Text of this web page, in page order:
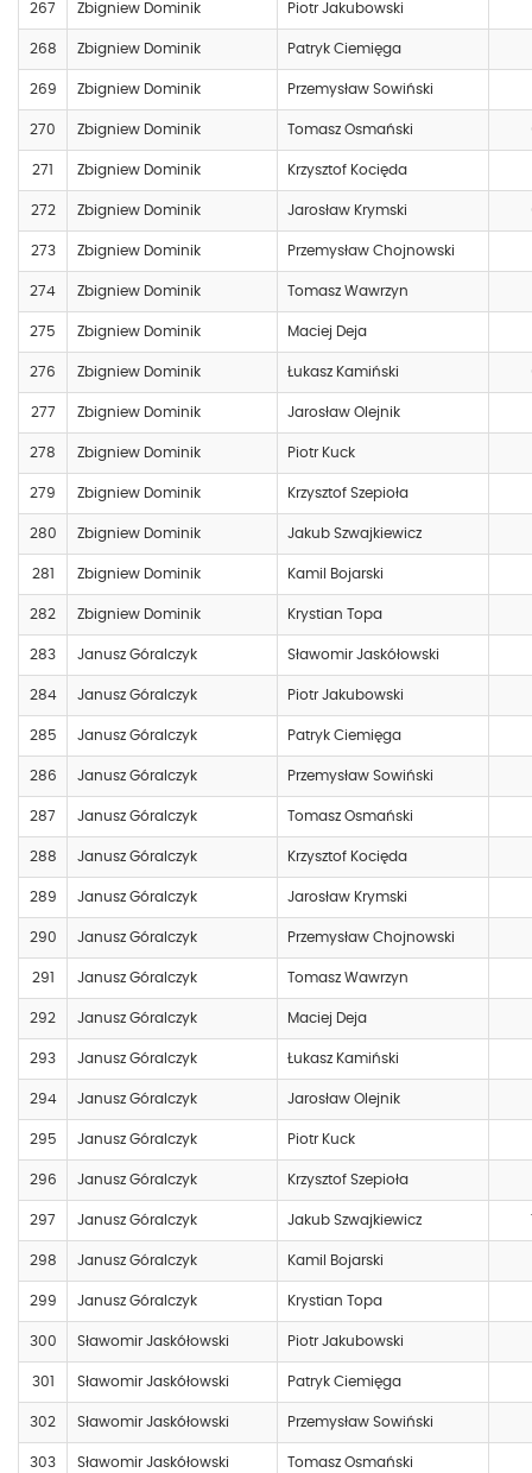
267 Zbigniew Dominik Piotr Jakubowski
268 Zbigniew Dominik Patryk Ciemięga
269 Zbigniew Dominik Przemysław Sowiński
270 Zbigniew Dominik Tomasz Osmański
271 Zbigniew Dominik Krzysztof Kocięda
272 Zbigniew Dominik Jarosław Krymski
273 Zbigniew Dominik Przemysław Chojnowski
274 Zbigniew Dominik Tomasz Wawrzyn
275 Zbigniew Dominik Maciej Deja
276 Zbigniew Dominik Łukasz Kamiński
277 Zbigniew Dominik Jarosław Olejnik
278 Zbigniew Dominik Piotr Kuck
279 Zbigniew Dominik Krzysztof Szepioła
280 Zbigniew Dominik Jakub Szwajkiewicz
281 Zbigniew Dominik Kamil Bojarski
282 Zbigniew Dominik Krystian Topa
283 Janusz Góralczyk Sławomir Jaskółowski
284 Janusz Góralczyk Piotr Jakubowski
285 Janusz Góralczyk Patryk Ciemięga
286 Janusz Góralczyk Przemysław Sowiński
287 Janusz Góralczyk Tomasz Osmański
288 Janusz Góralczyk Krzysztof Kocięda
289 Janusz Góralczyk Jarosław Krymski
290 Janusz Góralczyk Przemysław Chojnowski
291 Janusz Góralczyk Tomasz Wawrzyn
292 Janusz Góralczyk Maciej Deja
293 Janusz Góralczyk Łukasz Kamiński
294 Janusz Góralczyk Jarosław Olejnik
295 Janusz Góralczyk Piotr Kuck
296 Janusz Góralczyk Krzysztof Szepioła
297 Janusz Góralczyk Jakub Szwajkiewicz
298 Janusz Góralczyk Kamil Bojarski
299 Janusz Góralczyk Krystian Topa
300 Sławomir Jaskółowski Piotr Jakubowski
301 Sławomir Jaskółowski Patryk Ciemięga
302 Sławomir Jaskółowski Przemysław Sowiński
303 Sławomir Jaskółowski Tomasz Osmański